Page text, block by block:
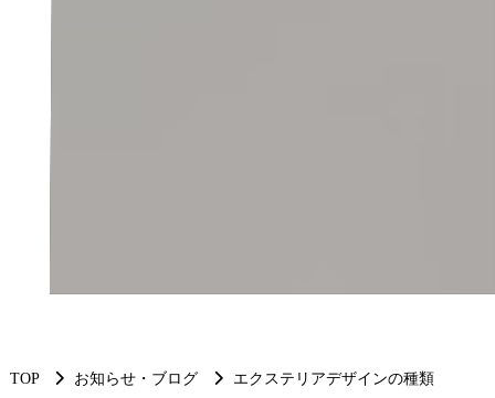
TOP お知らせ・ブログ エクステリアデザインの種類